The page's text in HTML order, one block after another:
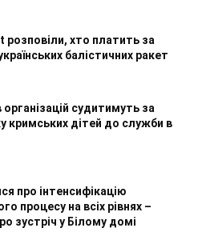
розповіли, хто платить за
балістичних ракет
організацій судитимуть за
кримських дітей до служби в
про інтенсифікацію
процесу на всіх рівнях –
зустріч у Білому домі